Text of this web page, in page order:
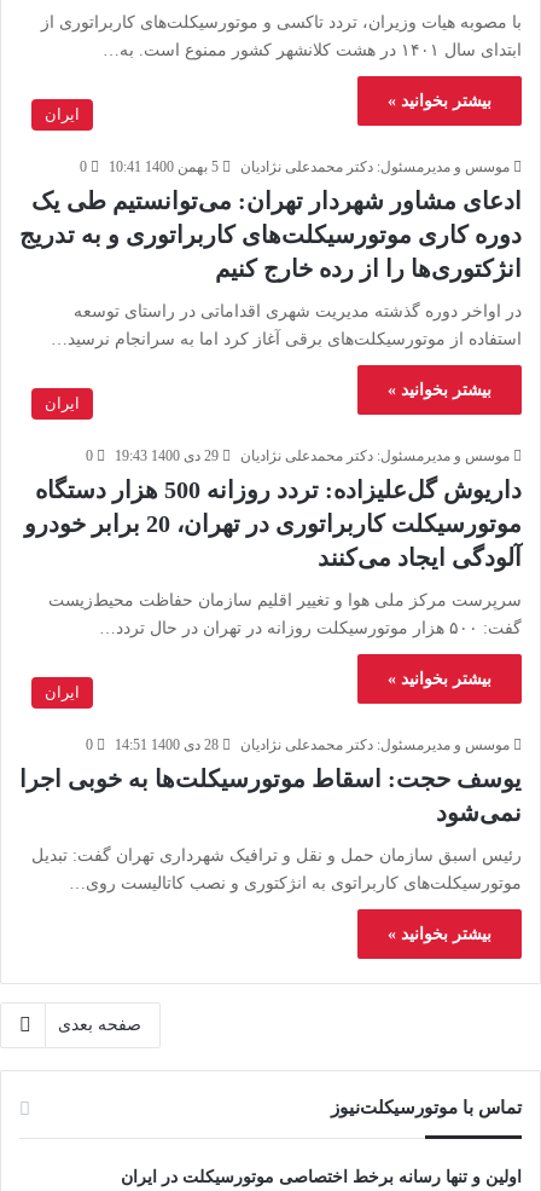
با مصوبه هیات وزیران، تردد تاکسی و موتورسیکلت‌های کاربراتوری از
ابتدای سال ۱۴۰۱ در هشت کلانشهر کشور ممنوع است. به…
بیشتر بخوانید »
ایران
موسس و مدیرمسئول: دکتر محمدعلی نژادیان 5 بهمن 1400 10:41 0
ادعای مشاور شهردار تهران: می‌توانستیم طی یک
دوره کاری موتورسیکلت‌های کاربراتوری و به تدریج
انژکتوری‌ها را از رده خارج کنیم
در اواخر دوره گذشته مدیریت شهری اقداماتی در راستای توسعه
استفاده از موتورسیکلت‌های برقی آغاز کرد اما به سرانجام نرسید…
بیشتر بخوانید »
ایران
موسس و مدیرمسئول: دکتر محمدعلی نژادیان 29 دی 1400 19:43 0
داریوش گل‌علیزاده: تردد روزانه 500 هزار دستگاه
موتورسیکلت کاربراتوری در تهران، 20 برابر خودرو
آلودگی ایجاد می‌کنند
سرپرست مرکز ملی هوا و تغییر اقلیم سازمان حفاظت محیط‌زیست
گفت: ۵۰۰ هزار موتورسیکلت روزانه در تهران در حال تردد…
بیشتر بخوانید »
ایران
موسس و مدیرمسئول: دکتر محمدعلی نژادیان 28 دی 1400 14:51 0
یوسف حجت: اسقاط موتورسیکلت‌ها به خوبی اجرا
نمی‌شود
رئیس اسبق سازمان حمل و نقل و ترافیک شهرداری تهران گفت: تبدیل
موتورسیکلت‌های کاربراتوی به انژکتوری و نصب کاتالیست روی…
بیشتر بخوانید »
صفحه بعدی
تماس با موتورسیکلت‌نیوز
اولین و تنها رسانه برخط اختصاصی موتورسیکلت در ایران